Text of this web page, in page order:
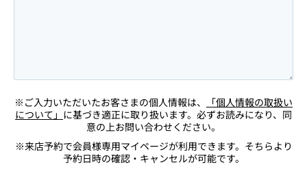
※ご入力いただいたお客さまの個人情報は、
「個人情報の取扱い
について」 に基づき適正に取り扱います。必ずお読みになり、同
意の上お問い合わせください。
※来店予約で会員様専用マイページが利用できます。そちらより
予約日時の確認・キャンセルが可能です。